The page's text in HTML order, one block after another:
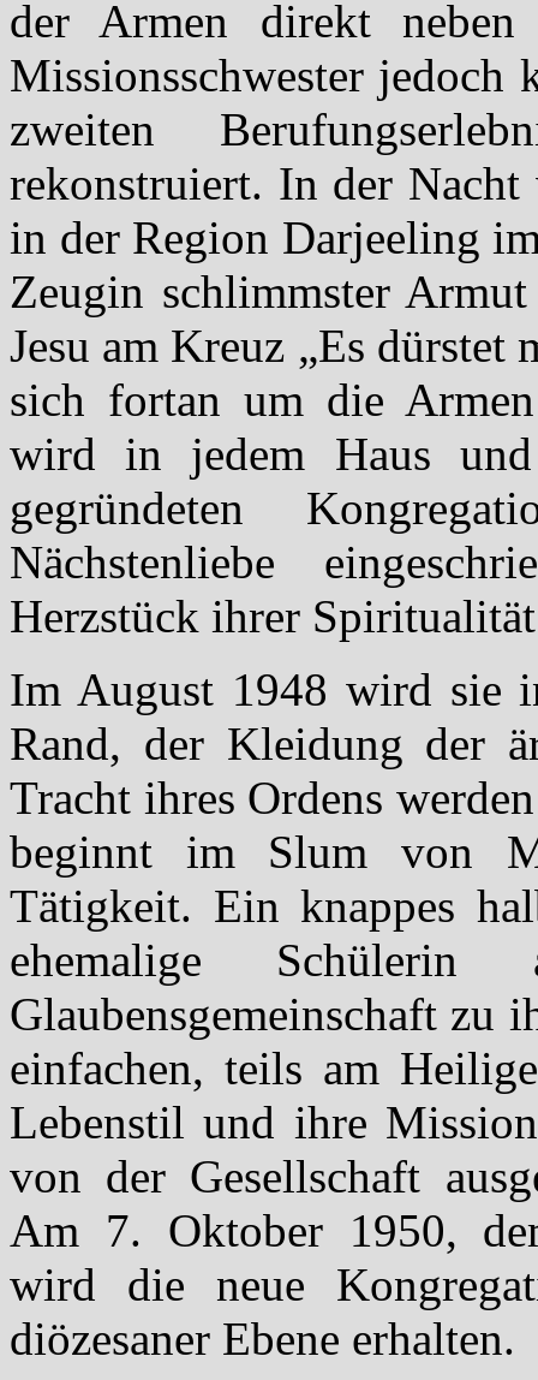
der Armen direkt
Missionsschwester jedoch
zweiten
rekonstruiert. In der Nacht
in der Region Darjeeling
Zeugin schlimmster
Jesu am Kreuz „Es dürstet
sich fortan um die
wird in jedem Haus
gegründeten
Nächstenliebe
Herzstück ihrer
Im August 1948 wird sie
Rand, der Kleidung der
Tracht ihres Ordens
beginnt im Slum von
Tätigkeit. Ein knappes
ehemalige
Glaubensgemeinschaft zu
einfachen, teils am
Lebenstil und ihre
von der Gesellschaft
Am 7. Oktober 1950,
wird die neue
diözesaner Ebene erhalten.